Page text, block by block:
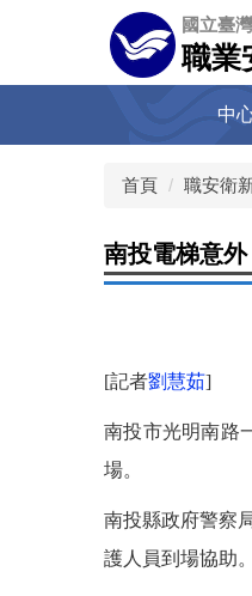
容
國立臺
職業
中
首頁 職安衛
南投電梯意
[記者劉慧茹]
南投市光明南路
場。
南投縣政府警察
護人員到場協助